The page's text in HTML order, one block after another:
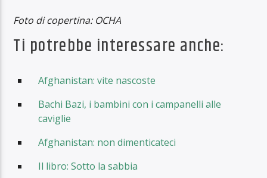
Foto di copertina: OCHA
Ti potrebbe interessare anche:
Afghanistan: vite nascoste
Bachi Bazi, i bambini con i campanelli alle
caviglie
Afghanistan: non dimenticateci
Il libro: Sotto la sabbia